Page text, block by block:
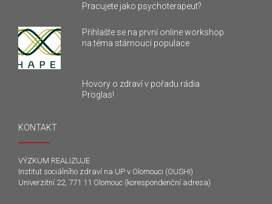
Pracujete jako psychoterapeut?
Přihlašte se na první online workshop
na téma stárnoucí populace
Hovory o zdraví v pořadu rádia
Proglas!
KONTAKT
VÝZKUM REALIZUJE
Institut sociálního zdraví na UP v Olomouci (OUSHI)
Univerzitní 22, 771 11 Olomouc (korespondenční adresa)